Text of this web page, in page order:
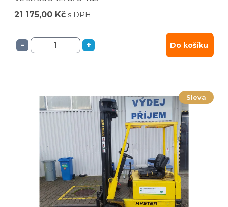
21 175,00 Kč s DPH
- + Do košíku
Sleva